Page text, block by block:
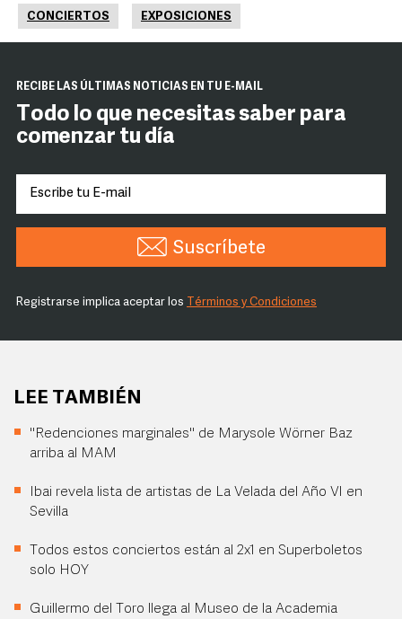
CONCIERTOS EXPOSICIONES
RECIBE LAS ÚLTIMAS NOTICIAS EN TU E-MAIL
Todo lo que necesitas saber para
comenzar tu día
Suscríbete
Registrarse implica aceptar los Términos y Condiciones
LEE TAMBIÉN
"Redenciones marginales" de Marysole Wörner Baz
arriba al MAM
Ibai revela lista de artistas de La Velada del Año VI en
Sevilla
Todos estos conciertos están al 2x1 en Superboletos
solo HOY
Guillermo del Toro llega al Museo de la Academia